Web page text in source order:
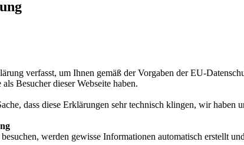
verfasst, um Ihnen gemäß der Vorgaben der EU-
Besucher dieser Webseite haben.
dass diese Erklärungen sehr technisch klingen, wir
werden gewisse Informationen automatisch erstellt